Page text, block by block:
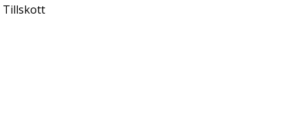
Tillskott